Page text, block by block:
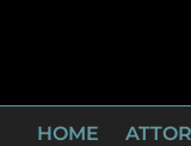
HOME